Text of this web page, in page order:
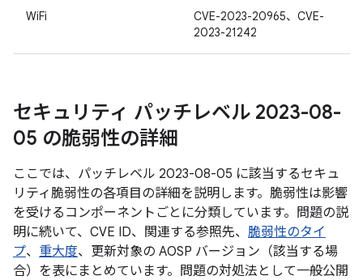
WiFi
CVE-2023-20965、CVE-
2023-21242
セキュリティ パッチレベル 2023-08-
05 の脆弱性の詳細
ここでは、パッチレベル 2023-08-05 に該当するセキュ
リティ脆弱性の各項目の詳細を説明します。脆弱性は影響
を受けるコンポーネントごとに分類しています。問題の説
明に続いて、CVE ID、関連する参照先、 脆弱性のタイ
プ、 重大度、更新対象の AOSP バージョン（該当する場
合）を表にまとめています。問題の対処法として一般公開